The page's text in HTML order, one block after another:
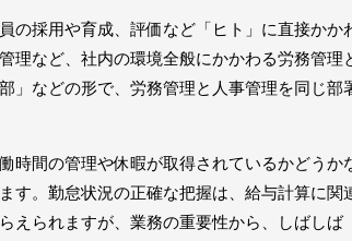
の採用や育成、評価など「ヒト」に直接か
理など、社内の環境全般にかかわる労務管
」などの形で、労務管理と人事管理を同じ部
時間の管理や休暇が取得されているかどう
す。勤怠状況の正確な把握は、給与計算に
えられますが、業務の重要性から、しばし